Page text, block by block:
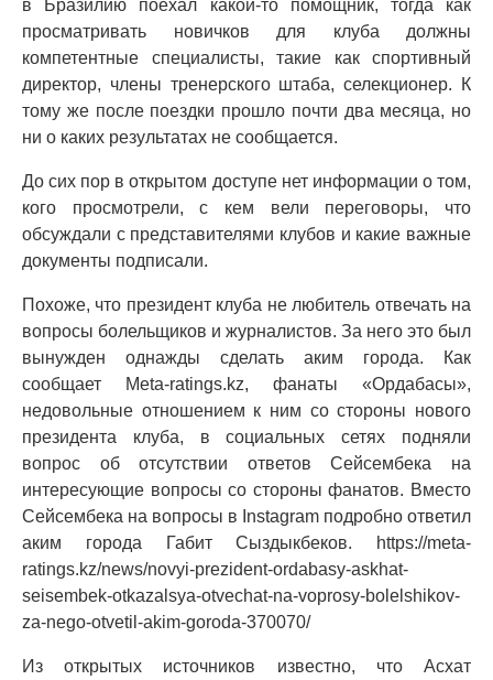
в Бразилию поехал какой-то помощник, тогда как
просматривать новичков для клуба должны
компетентные специалисты, такие как спортивный
директор, члены тренерского штаба, селекционер. К
тому же после поездки прошло почти два месяца, но
ни о каких результатах не сообщается.
До сих пор в открытом доступе нет информации о том,
кого просмотрели, с кем вели переговоры, что
обсуждали с представителями клубов и какие важные
документы подписали.
Похоже, что президент клуба не любитель отвечать на
вопросы болельщиков и журналистов. За него это был
вынужден однажды сделать аким города. Как
сообщает Meta-ratings.kz, фанаты «Ордабасы»,
недовольные отношением к ним со стороны нового
президента клуба, в социальных сетях подняли
вопрос об отсутствии ответов Сейсембека на
интересующие вопросы со стороны фанатов. Вместо
Сейсембека на вопросы в Instagram подробно ответил
аким города Габит Сыздыкбеков. https://meta-
ratings.kz/news/novyi-prezident-ordabasy-askhat-
seisembek-otkazalsya-otvechat-na-voprosy-bolelshikov-
za-nego-otvetil-akim-goroda-370070/
Из открытых источников известно, что Асхат